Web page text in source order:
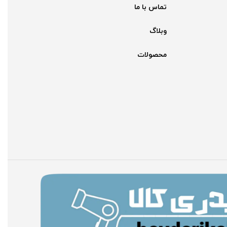
تماس با ما
وبلاگ
محصولات